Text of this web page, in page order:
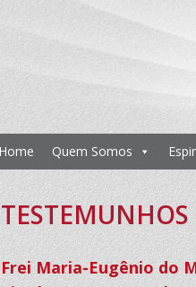
Home Quem Somos
TESTEMUNHOS
Frei Maria-Eugênio do